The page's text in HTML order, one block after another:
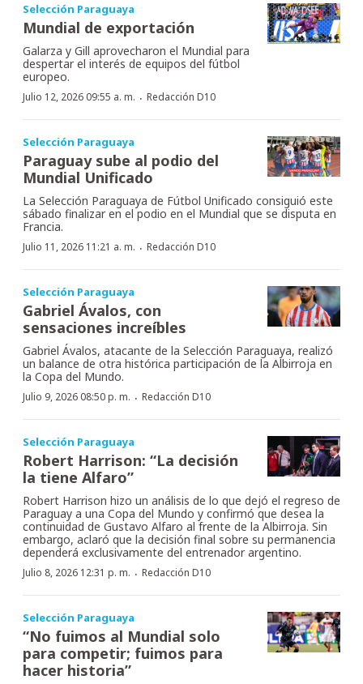
Selección Paraguaya
Mundial de exportación
Galarza y Gill aprovecharon el Mundial para
despertar el interés de equipos del fútbol
europeo.
Julio 12, 2026 09:55 a. m. · Redacción D10
Selección Paraguaya
Paraguay sube al podio del
Mundial Unificado
La Selección Paraguaya de Fútbol Unificado consiguió este
sábado finalizar en el podio en el Mundial que se disputa en
Francia.
Julio 11, 2026 11:21 a. m. · Redacción D10
Selección Paraguaya
Gabriel Ávalos, con
sensaciones increíbles
Gabriel Ávalos, atacante de la Selección Paraguaya, realizó
un balance de otra histórica participación de la Albirroja en
la Copa del Mundo.
Julio 9, 2026 08:50 p. m. · Redacción D10
Selección Paraguaya
Robert Harrison: “La decisión
la tiene Alfaro”
Robert Harrison hizo un análisis de lo que dejó el regreso de
Paraguay a una Copa del Mundo y confirmó que desea la
continuidad de Gustavo Alfaro al frente de la Albirroja. Sin
embargo, aclaró que la decisión final sobre su permanencia
dependerá exclusivamente del entrenador argentino.
Julio 8, 2026 12:31 p. m. · Redacción D10
Selección Paraguaya
“No fuimos al Mundial solo
para competir; fuimos para
hacer historia”